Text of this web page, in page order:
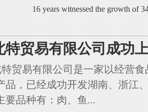
16 years witnessed the growth of
特贸易有限公司成功
贸易有限公司是一家以经营
品，已经成功开发湖南、浙江
要品种有：肉、鱼...